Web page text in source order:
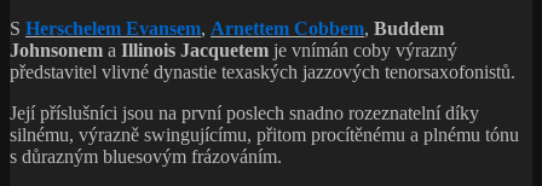
S Herschelem Evansem, Arnettem Cobbem, Buddem
Johnsonem a Illinois Jacquetem je vnímán coby výrazný
představitel vlivné dynastie texaských jazzových tenorsaxofonistů.
Její příslušníci jsou na první poslech snadno rozeznatelní díky
silnému, výrazně swingujícímu, přitom procítěnému a plnému tónu
s důrazným bluesovým frázováním.